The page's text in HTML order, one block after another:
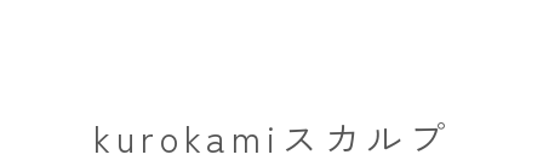
kurokamiスカルプ